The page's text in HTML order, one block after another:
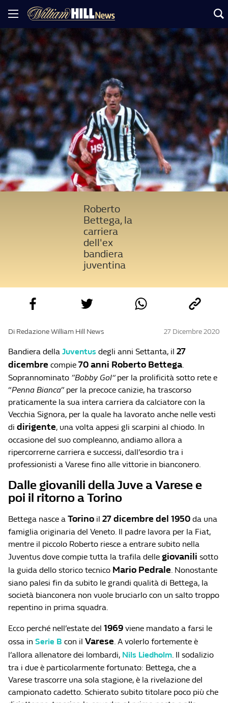
Roberto
Bettega, la
carriera
dell'ex
bandiera
juventina
Di Redazione William Hill News 27 Dicembre 2020
Bandiera della Juventus degli anni Settanta, il 27
dicembre compie 70 anni Roberto Bettega.
Soprannominato “Bobby Gol”per la prolificità sotto rete e
“Penna Bianca” per la precoce canizie, ha trascorso
praticamente la sua intera carriera da calciatore con la
Vecchia Signora, per la quale ha lavorato anche nelle vesti
di dirigente, una volta appesi gli scarpini al chiodo. In
occasione del suo compleanno, andiamo allora a
ripercorrerne carriera e successi, dall’esordio tra i
professionisti a Varese fino alle vittorie in bianconero.
Dalle giovanili della Juve a Varese e
poi il ritorno a Torino
Bettega nasce a Torino il 27 dicembre del 1950 da una
famiglia originaria del Veneto. Il padre lavora per la Fiat,
mentre il piccolo Roberto riesce a entrare subito nella
Juventus dove compie tutta la trafila delle giovanili sotto
la guida dello storico tecnico Mario Pedrale. Nonostante
siano palesi fin da subito le grandi qualità di Bettega, la
società bianconera non vuole bruciarlo con un salto troppo
repentino in prima squadra.
Ecco perché nell’estate del 1969 viene mandato a farsi le
ossa in Serie B con il Varese. A volerlo fortemente è
l’allora allenatore dei lombardi, Nils Liedholm. Il sodalizio
tra i due è particolarmente fortunato: Bettega, che a
Varese trascorre una sola stagione, è la rivelazione del
campionato cadetto. Schierato subito titolare poco più che